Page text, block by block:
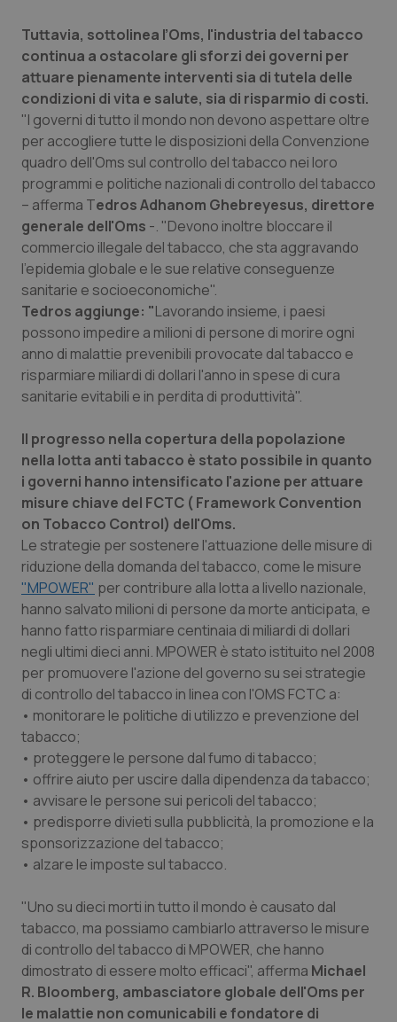
Sardegna
Sicilia
Toscana
Umbria
Valle D’Aosta
Veneto
Malattia di Crohn & Rettocolite Ulcerosa
Neuroscienze & patologie neurodegenerative
Obesità
Oftalmologia
Oncodermatologia
Oncoematologia
Oncologia & Nutrizione
Psoriasi & pelle
Quotidiano Chirurgia
Quotidiano Oncologia
Quotidiano Pediatria
Rene & patologie urogenitali
Salute orale & impianti
Sangue & coagulazione
Tiroide
Tumore al seno
Tumore ovarico
Tumori del Polmone & Testa Collo
Tumori gastrointestinali
Ulcera & Reflusso
Vaccini
Tuttavia, sottolinea l’Oms, l'industria del tabacco
continua a ostacolare gli sforzi dei governi per
attuare pienamente interventi sia di tutela delle
condizioni di vita e salute, sia di risparmio di costi.
"I governi di tutto il mondo non devono aspettare oltre
per accogliere tutte le disposizioni della Convenzione
quadro dell'Oms sul controllo del tabacco nei loro
programmi e politiche nazionali di controllo del tabacco
– afferma Tedros Adhanom Ghebreyesus, direttore
generale dell'Oms -. "Devono inoltre bloccare il
commercio illegale del tabacco, che sta aggravando
l'epidemia globale e le sue relative conseguenze
sanitarie e socioeconomiche".
Tedros aggiunge: "Lavorando insieme, i paesi
possono impedire a milioni di persone di morire ogni
anno di malattie prevenibili provocate dal tabacco e
risparmiare miliardi di dollari l'anno in spese di cura
sanitarie evitabili e in perdita di produttività".
Il progresso nella copertura della popolazione
nella lotta anti tabacco è stato possibile in quanto
i governi hanno intensificato l'azione per attuare
misure chiave del FCTC ( Framework Convention
on Tobacco Control) dell'Oms.
Le strategie per sostenere l'attuazione delle misure di
riduzione della domanda del tabacco, come le misure
"MPOWER" per contribure alla lotta a livello nazionale,
hanno salvato milioni di persone da morte anticipata, e
hanno fatto risparmiare centinaia di miliardi di dollari
negli ultimi dieci anni. MPOWER è stato istituito nel 2008
per promuovere l'azione del governo su sei strategie
di controllo del tabacco in linea con l'OMS FCTC a:
• monitorare le politiche di utilizzo e prevenzione del
tabacco;
• proteggere le persone dal fumo di tabacco;
• offrire aiuto per uscire dalla dipendenza da tabacco;
• avvisare le persone sui pericoli del tabacco;
• predisporre divieti sulla pubblicità, la promozione e la
sponsorizzazione del tabacco;
• alzare le imposte sul tabacco.
"Uno su dieci morti in tutto il mondo è causato dal
tabacco, ma possiamo cambiarlo attraverso le misure
di controllo del tabacco di MPOWER, che hanno
dimostrato di essere molto efficaci", afferma Michael
R. Bloomberg, ambasciatore globale dell'Oms per
le malattie non comunicabili e fondatore di